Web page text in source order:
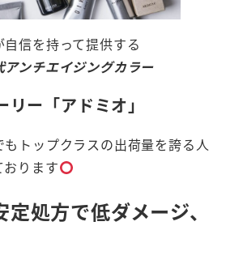
信を持って提供する
ンチエイジングカラー
リー「アドミオ」
もトップクラスの出荷量を誇る人
ります
処方で低ダメージ、